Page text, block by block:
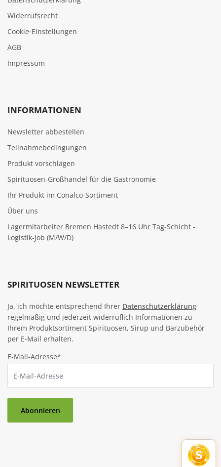
Widerrufsrecht
Cookie‑Einstellungen
AGB
Impressum
INFORMATIONEN
Newsletter abbestellen
Teilnahmebedingungen
Produkt vorschlagen
Spirituosen-Großhandel für die Gastronomie
Ihr Produkt im Conalco-Sortiment
Über uns
Lagermitarbeiter Bremen Hastedt 8–16 Uhr Tag-Schicht -
Logistik-Job (M/W/D)
SPIRITUOSEN NEWSLETTER
Ja, ich möchte entsprechend Ihrer Datenschutzerklärung
regelmäßig und jederzeit widerruflich Informationen zu
Ihrem Produktsortiment Spirituosen, Sirup und Barzubehör
per E-Mail erhalten.
E-Mail-Adresse*
Abonnieren